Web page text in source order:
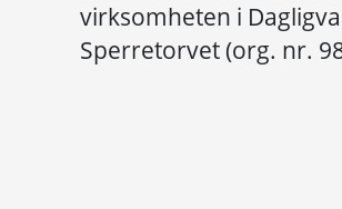
virksomheten i
Sperretorvet (org. nr.